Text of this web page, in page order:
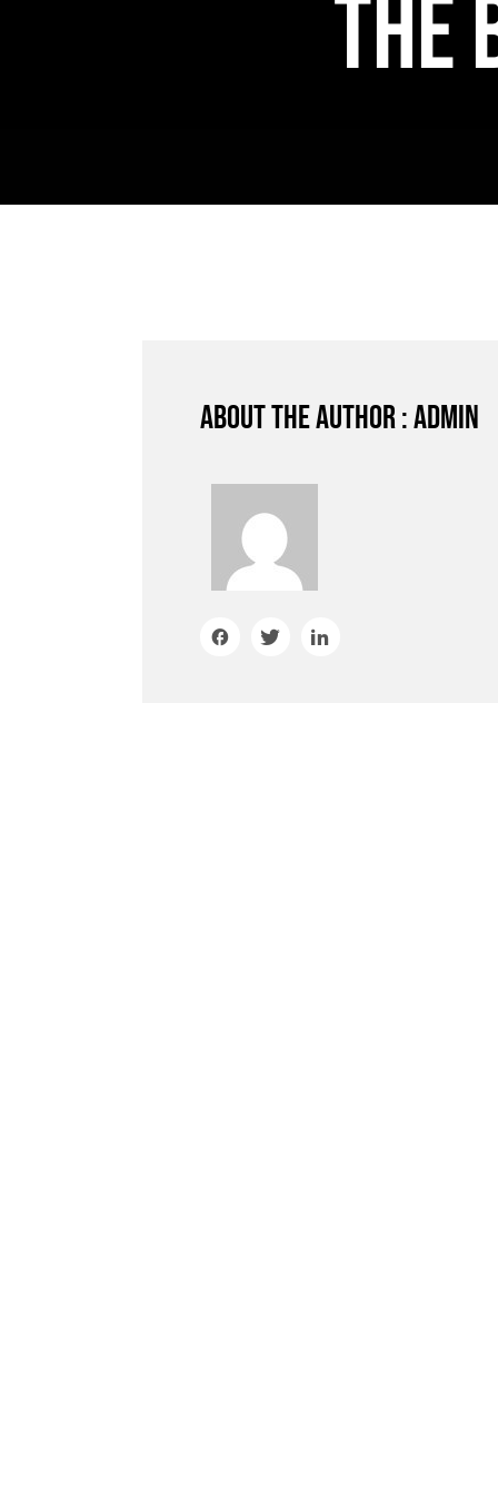
About the author : admin